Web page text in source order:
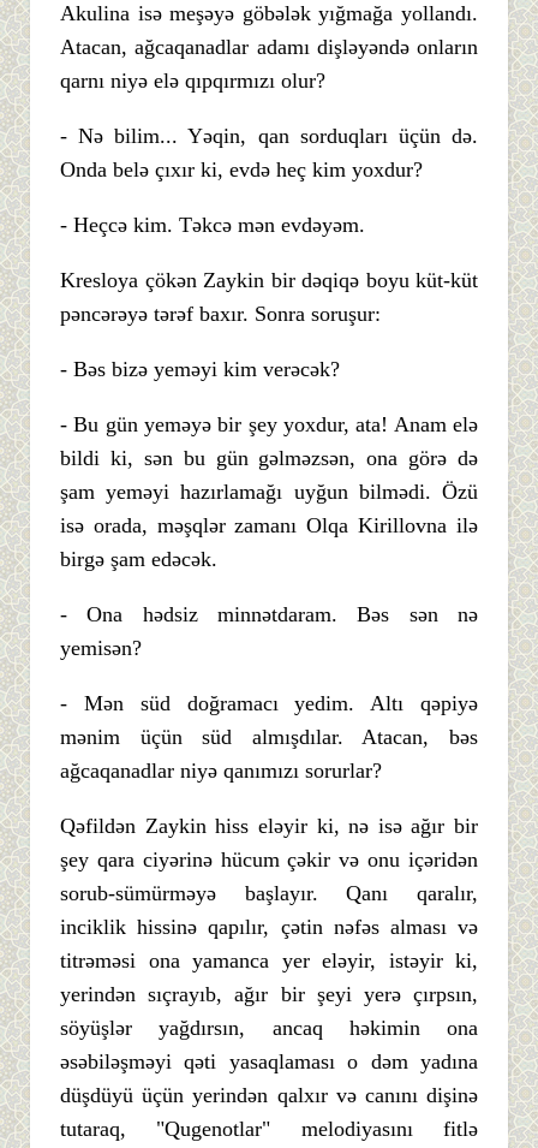
Akulina isə meşəyə göbələk yığmağa yollandı.
Atacan, ağcaqanadlar adamı dişləyəndə onların
qarnı niyə elə qıpqırmızı olur?
- Nə bilim... Yəqin, qan sorduqları üçün də.
Onda belə çıxır ki, evdə heç kim yoxdur?
- Heçcə kim. Təkcə mən evdəyəm.
Kresloya çökən Zaykin bir dəqiqə boyu küt-küt
pəncərəyə tərəf baxır. Sonra soruşur:
- Bəs bizə yeməyi kim verəcək?
- Bu gün yeməyə bir şey yoxdur, ata! Anam elə
bildi ki, sən bu gün gəlməzsən, ona görə də
şam yeməyi hazırlamağı uyğun bilmədi. Özü
isə orada, məşqlər zamanı Olqa Kirillovna ilə
birgə şam edəcək.
- Ona hədsiz minnətdaram. Bəs sən nə
yemisən?
- Mən süd doğramacı yedim. Altı qəpiyə
mənim üçün süd almışdılar. Atacan, bəs
ağcaqanadlar niyə qanımızı sorurlar?
Qəfildən Zaykin hiss eləyir ki, nə isə ağır bir
şey qara ciyərinə hücum çəkir və onu içəridən
sorub-sümürməyə başlayır. Qanı qaralır,
inciklik hissinə qapılır, çətin nəfəs alması və
titrəməsi ona yamanca yer eləyir, istəyir ki,
yerindən sıçrayıb, ağır bir şeyi yerə çırpsın,
söyüşlər yağdırsın, ancaq həkimin ona
əsəbiləşməyi qəti yasaqlaması o dəm yadına
düşdüyü üçün yerindən qalxır və canını dişinə
tutaraq, "Qugenotlar" melodiyasını fitlə